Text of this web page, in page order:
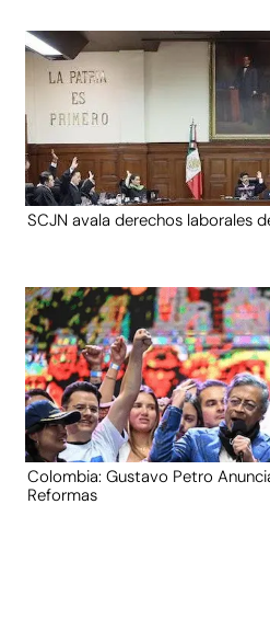
SCJN avala derechos laborales
Colombia: Gustavo Petro
Reformas